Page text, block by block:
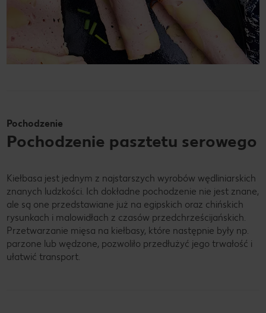
Pochodzenie
Pochodzenie pasztetu serowego
Kiełbasa jest jednym z najstarszych wyrobów wędliniarskich
znanych ludzkości. Ich dokładne pochodzenie nie jest znane,
ale są one przedstawiane już na egipskich oraz chińskich
rysunkach i malowidłach z czasów przedchrześcijańskich.
Przetwarzanie mięsa na kiełbasy, które następnie były np.
parzone lub wędzone, pozwoliło przedłużyć jego trwałość i
ułatwić transport.